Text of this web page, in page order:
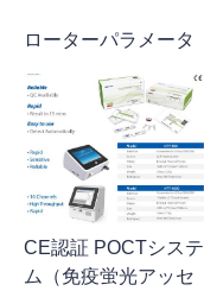
ローターパラメータ
CE認証 POCTシステ
ム（免疫蛍光アッセ